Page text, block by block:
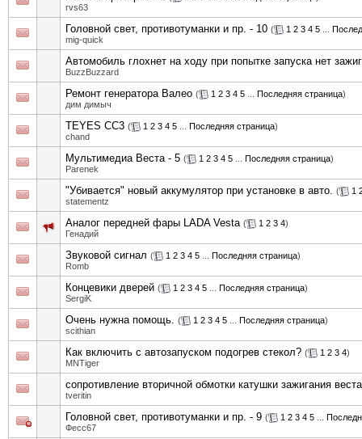
rvs63
Головной свет, противотуманки и пр. - 10 ( 1 2 3 4 5
mig-quick
Автомобиль глохнет на ходу при попытке запуска нет
BuzzBuzzard
Ремонт генератора Валео ( 1 2 3 4 5 Последняя страница)
дим димыч
TEYES CC3 ( 1 2 3 4 5 Последняя страница)
chand
Мультимедиа Веста - 5 ( 1 2 3 4 5 Последняя страница)
Parenek
"Убивается" новый аккумулятор при установке в авто. ( 1
statementz
Аналог передней фары LADA Vesta ( 1 2 3 4)
Генадий
Звуковой сигнал ( 1 2 3 4 5 Последняя страница)
Romb
Концевики дверей ( 1 2 3 4 5 Последняя страница)
SergiK
Очень нужна помощь. ( 1 2 3 4 5 Последняя страница)
scithian
Как включить с автозапуском подогрев стекол? ( 1 2 3 4)
MNTiger
сопротивление вторичной обмотки катушки зажигания веста
tveritin
Головной свет, противотуманки и пр. - 9 ( 1 2 3 4 5
Фесс67